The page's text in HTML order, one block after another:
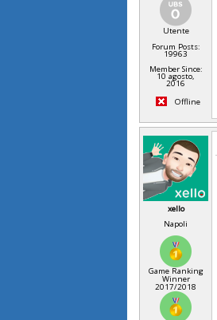
Utente
Forum Posts:
19963
Member Since:
10 agosto,
2016
Offline
xello
Napoli
Game Ranking
Winner
2017/2018